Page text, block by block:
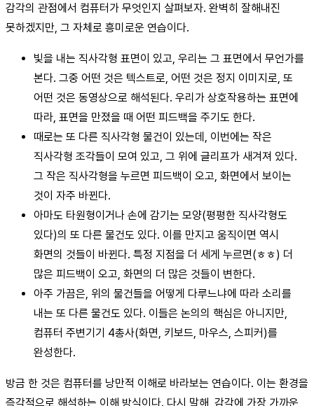
감각의 관점에서 컴퓨터가 무엇인지 살펴보자. 완벽히 잘해내진
못하겠지만, 그 자체로 흥미로운 연습이다.
빛을 내는 직사각형 표면이 있고, 우리는 그 표면에서 무언가를
본다. 그중 어떤 것은 텍스트로, 어떤 것은 정지 이미지로, 또
어떤 것은 동영상으로 해석된다. 우리가 상호작용하는 표면에
따라, 표면을 만졌을 때 어떤 피드백을 주기도 한다.
때로는 또 다른 직사각형 물건이 있는데, 이번에는 작은
직사각형 조각들이 모여 있고, 그 위에 글리프가 새겨져 있다.
그 작은 직사각형을 누르면 피드백이 오고, 화면에서 보이는
것이 자주 바뀐다.
아마도 타원형이거나 손에 감기는 모양(평평한 직사각형도
있다)의 또 다른 물건도 있다. 이를 만지고 움직이면 역시
화면의 것들이 바뀐다. 특정 지점을 더 세게 누르면(ㅎㅎ) 더
많은 피드백이 오고, 화면의 더 많은 것들이 변한다.
아주 가끔은, 위의 물건들을 어떻게 다루느냐에 따라 소리를
내는 또 다른 물건도 있다. 이들은 논의의 핵심은 아니지만,
컴퓨터 주변기기 4총사(화면, 키보드, 마우스, 스피커)를
완성한다.
방금 한 것은 컴퓨터를 낭만적 이해로 바라보는 연습이다. 이는 환경을
즉각적으로 해석하는 이해 방식이다. 다시 말해, 감각에 가장 가까운